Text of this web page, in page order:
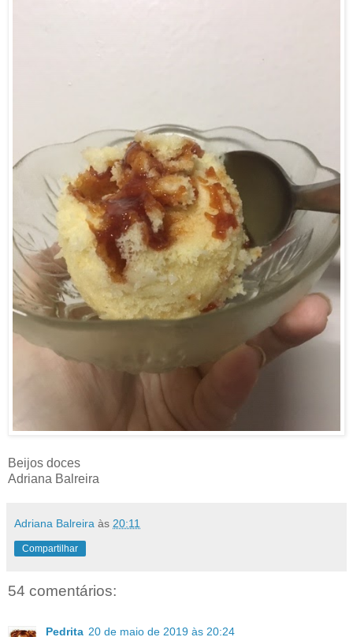
Beijos doces
Adriana Balreira
Adriana Balreira às 20:11
Compartilhar
54 comentários:
Pedrita 20 de maio de 2019 às 20:24